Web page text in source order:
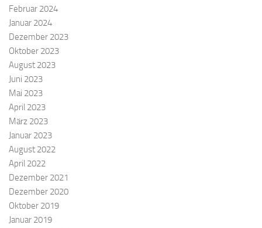
Februar 2024
Januar 2024
Dezember 2023
Oktober 2023
August 2023
Juni 2023
Mai 2023
April 2023
März 2023
Januar 2023
August 2022
April 2022
Dezember 2021
Dezember 2020
Oktober 2019
Januar 2019